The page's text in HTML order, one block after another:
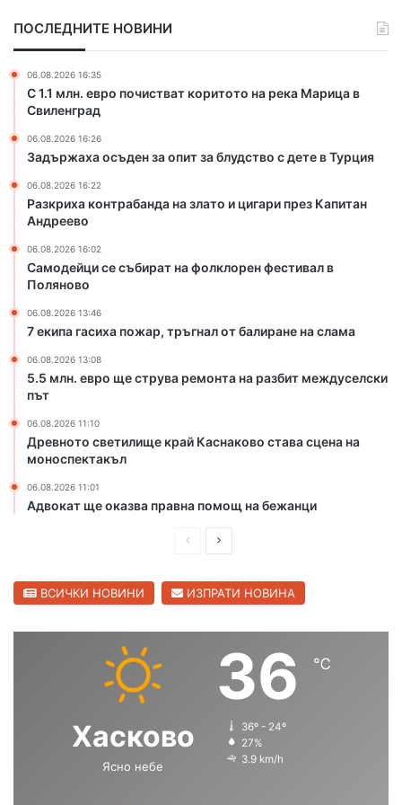
р
а
н
а
н
а
з
т
о
ц
и
р
р
е
К
а
А
д
р
е
в
о
ПОСЛЕДНИТЕ НОВИНИ
06.08.2026 16:35
С 1.1 млн. евро почистват коритото на река Марица в
Свиленград
06.08.2026 16:26
Задържаха осъден за опит за блудство с дете в Турция
06.08.2026 16:22
Разкриха контрабанда на злато и цигари през Капитан
Андреево
06.08.2026 16:02
Самодейци се събират на фолклорен фестивал в
Поляново
06.08.2026 13:46
7 екипа гасиха пожар, тръгнал от балиране на слама
06.08.2026 13:08
5.5 млн. евро ще струва ремонта на разбит междуселски
път
06.08.2026 11:10
Древното светилище край Каснаково става сцена на
моноспектакъл
06.08.2026 11:01
Адвокат ще оказва правна помощ на бежанци
е
с
е
а
щ
ВСИЧКИ НОВИНИ ИЗПРАТИ НОВИНА
Хасково
Ясно небе
36 ℃
36º - 24º
27%
3.9 km/h